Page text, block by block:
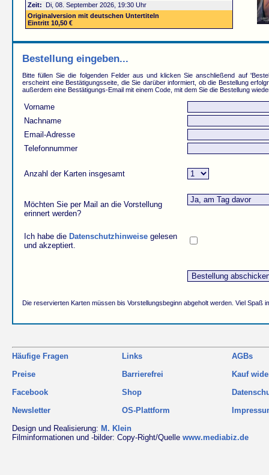
Zeit:
Di, 08. September 2026, 19:30 Uhr
Originalversion mit deutschen Untertiteln
Eintritt 10,50 €
Bestellung eingeben...
Bitte füllen Sie die folgenden Felder aus und klicken Sie anschließend auf
erscheint eine Bestätigungsseite, die Sie darüber informiert, ob die Bestellung
außerdem eine Bestätigungs-Email mit einem Code, mit dem Sie die Bestellung
Vorname
Nachname
Email-Adresse
Telefonnummer
Anzahl der Karten insgesamt
Möchten Sie per Mail an die Vorstellung
erinnert werden?
Ich habe die Datenschutzhinweise gelesen
und akzeptiert.
Die reservierten Karten müssen bis Vorstellungsbeginn abgeholt werden. Viel Spaß
Häufige Fragen
Preise
Facebook
Newsletter
Links
Barrierefrei
Shop
OS-Plattform
AGBs
Kauf
Design und Realisierung: M. Klein
Filminformationen und -bilder: Copy-Right/Quelle www.mediabiz.de